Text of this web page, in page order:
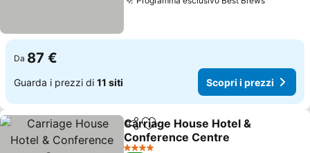
Scopri i
Da 87 €
Guarda i prezzi di 11 siti Scopri i prezzi
CondividiAggiungi ai preferiti
Carriage House Hotel &
Conference Centre